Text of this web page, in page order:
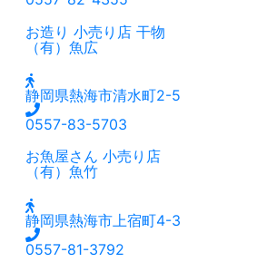
お造り 小売り店 干物
（有）魚広
静岡県熱海市清水町2-5
0557-83-5703
お魚屋さん 小売り店
（有）魚竹
静岡県熱海市上宿町4-3
0557-81-3792